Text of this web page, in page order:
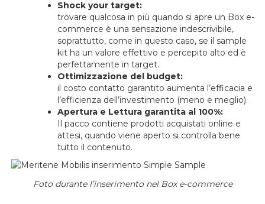
Shock your target:
trovare qualcosa in più quando si apre un Box e-
commerce è una sensazione indescrivibile,
soprattutto, come in questo caso, se il sample
kit ha un valore effettivo e percepito alto ed è
perfettamente in target.
Ottimizzazione del budget:
il costo contatto garantito aumenta l’efficacia e
l’efficienza dell’investimento (meno e meglio).
Apertura e Lettura garantita al 100%:
Il pacco contiene prodotti acquistati online e
attesi, quando viene aperto si controlla bene
tutto il contenuto.
Foto durante l’inserimento nel Box e-commerce